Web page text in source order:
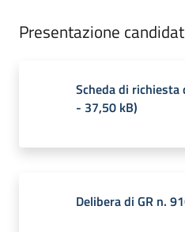
Presentazione
Scheda di richiesta
- 37,50 kB)
Delibera di GR n.